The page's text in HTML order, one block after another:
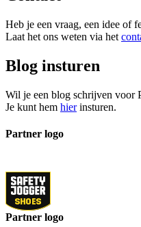
Heb je een vraag, een idee of
Laat het ons weten via het
Blog insturen
Wil je een blog schrijven voor
Je kunt hem hierinsturen.
Partner logo
Partner logo